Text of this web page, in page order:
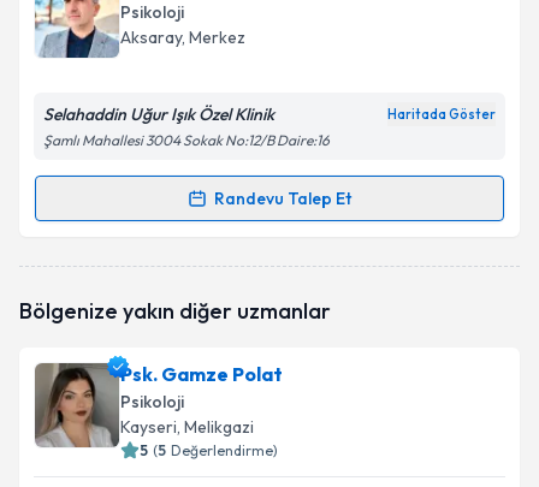
Psikoloji
Aksaray, Merkez
Selahaddin Uğur Işık Özel Klinik Haritada Göster
Şamlı Mahallesi 3004 Sokak No:12/B Daire:16
Randevu Talep Et
Randevu Takvimi Talebi
oluşturun. Size bu uzmandan randevu almanız için bir
E-posta Adresiniz
Bölgenize yakın diğer uzmanlar
Psk. Gamze Polat
Psikoloji
Kayseri, Melikgazi
5 (5 Değerlendirme)